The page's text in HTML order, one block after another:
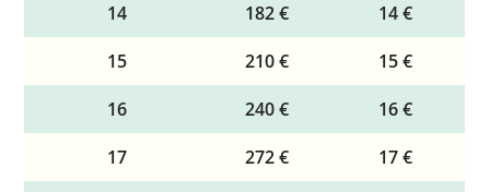
14
182 €
14 €
15
210 €
15 €
16
240 €
16 €
17
272 €
17 €